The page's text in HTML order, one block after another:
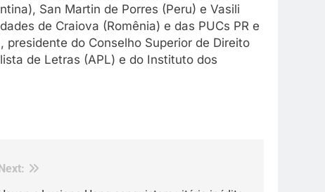
San Martin de Porres (Peru) e Vasili
de Craiova (Romênia) e das PUCs PR e
do Conselho Superior de Direito
de Letras (APL) e do Instituto dos